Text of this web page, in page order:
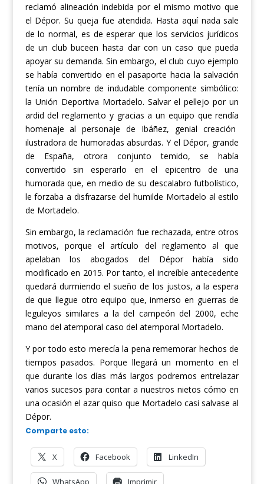
reclamó alineación indebida por el mismo motivo que
el Dépor.Su queja fue atendida. Hasta aquí nada sale
de lo normal, es de esperar que los servicios jurídicos
de un club buceen hasta dar con un caso que pueda
apoyar su demanda. Sin embargo, el club cuyo ejemplo
se había convertido en el pasaporte hacia la salvación
tenía un nombre de indudablecomponente simbólico:
la Unión Deportiva Mortadelo. Salvar el pellejo por un
ardid del reglamento y gracias a un equipo que rendía
homenaje al personaje de Ibáñez, genial creación
ilustradora de humoradas absurdas. Y el Dépor, grande
de España, otrora conjunto temido, se había
convertido sin esperarlo en el epicentro de una
humorada que, en medio de su descalabro futbolístico,
le forzaba a disfrazarse del humilde Mortadelo al estilo
de Mortadelo.
Sin embargo, lareclamación fue rechazada, entre otros
motivos, porque el artículo del reglamento al que
apelaban los abogados del Déporhabía sido
modificado en 2015. Por tanto, el increíbleantecedente
quedará durmiendo el sueño de los justos, a la espera
de que llegue otro equipo que, inmerso en guerras de
leguleyos similares a la del campeón del 2000, eche
mano del atemporal caso del atemporal Mortadelo.
Y por todo esto merecía la pena rememorar hechos de
tiempospasados. Porque llegará un momento en el
que durante los días más largospodremos entrelazar
varios sucesos para contar a nuestros nietos cómo en
una ocasión el azar quiso que Mortadelo casi salvase al
Dépor.
Comparte esto:
X Facebook LinkedIn
WhatsApp Imprimir